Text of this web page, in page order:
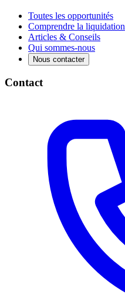
Toutes les opportunités
Comprendre la liquidation
Articles & Conseils
Qui sommes-nous
Nous contacter
Contact